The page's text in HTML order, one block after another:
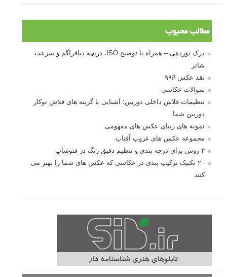
مطالب محبوب
درک نوردهی – همراه با توضیح ISO، دریچه دیافراگم و سرعت
شاتر
نقد عکس #۹۹
سوالات عکاسی
تنظیمات فلاش داخلی دوربین: آشنایی با گزینه های فلاش توکار
دوربین شما
نمونه های زیبای عکس های مفهومی
مجموعه عکس های غروب آفتاب
۳ روش برای درجه بندی و تنظیم دقیق رنگ در فتوشاپ
۲۰ تکنیک ترکیب بندی در عکاسی که عکس های شما را بهتر می
کنند